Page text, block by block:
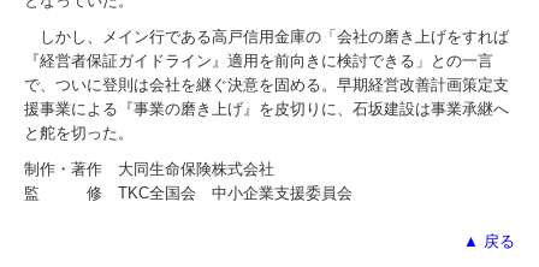
しかし、メイン行である高戸信用金庫の「会社の磨き上げをすれば
『経営者保証ガイドライン』適用を前向きに検討できる」との一言
で、ついに登則は会社を継ぐ決意を固める。早期経営改善計画策定支
援事業による『事業の磨き上げ』を皮切りに、石坂建設は事業承継へ
と舵を切った。
制作・著作 大同生命保険株式会社
監 修 TKC全国会 中小企業支援委員会
▲ 戻る